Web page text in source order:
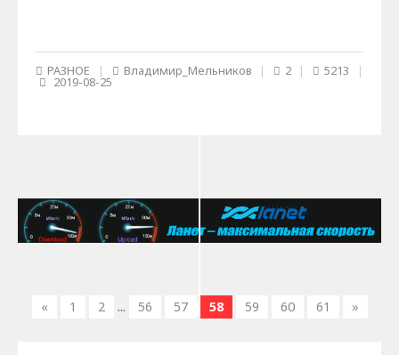
РАЗНОЕ | Владимир_Мельников | 2 | 5213 |
2019-08-25
« 1 2 ... 56 57 58 59 60 61 »